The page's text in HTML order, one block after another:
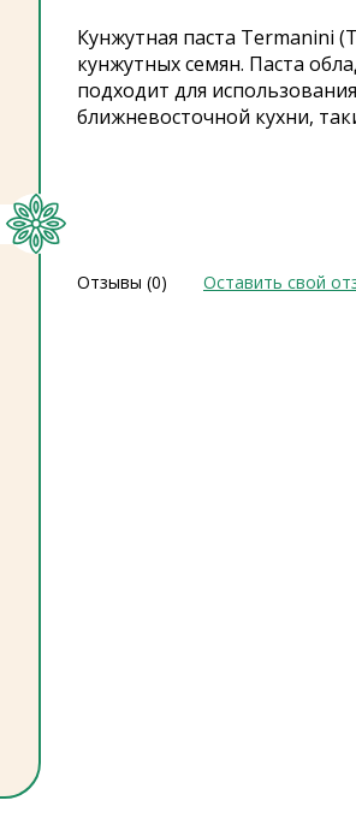
Кунжутная паста Termanini
кунжутных семян. Паста
подходит для
ближневосточной кухни,
Отзывы (0) Оставить свой